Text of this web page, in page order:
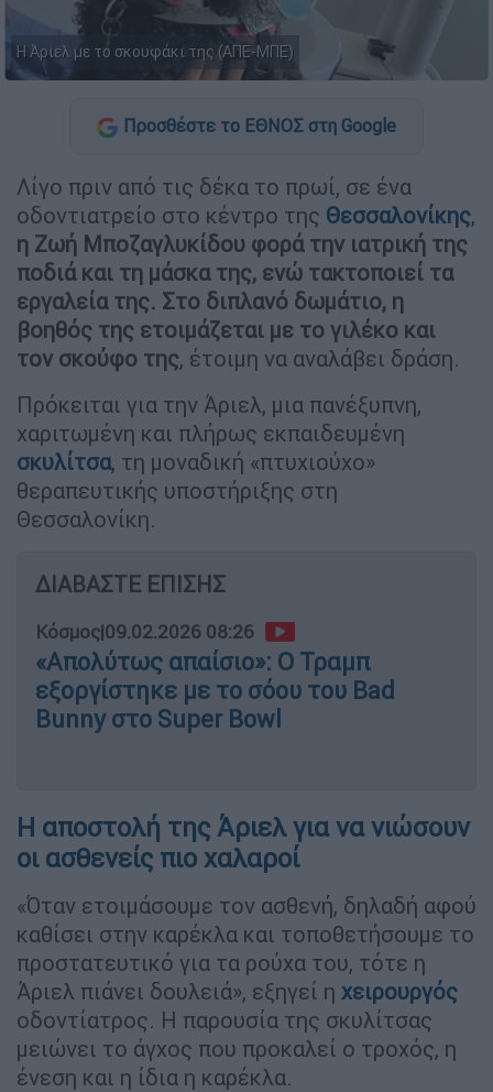
Η Άριελ με το σκουφάκι της (ΑΠΕ-ΜΠΕ)
Προσθέστε το ΕΘΝΟΣ στη Google
Λίγο πριν από τις δέκα το πρωί, σε ένα
οδοντιατρείο στο κέντρο της Θεσσαλονίκης,
η Ζωή Μποζαγλυκίδου φορά την ιατρική της
ποδιά και τη μάσκα της, ενώ τακτοποιεί τα
εργαλεία της. Στο διπλανό δωμάτιο, η
βοηθός της ετοιμάζεται με το γιλέκο και
τον σκούφο της, έτοιμη να αναλάβει δράση.
Πρόκειται για την Άριελ, μια πανέξυπνη,
χαριτωμένη και πλήρως εκπαιδευμένη
σκυλίτσα, τη μοναδική «πτυχιούχο»
θεραπευτικής υποστήριξης στη
Θεσσαλονίκη.
ΔΙΑΒΑΣΤΕ ΕΠΙΣΗΣ
Κόσμος|09.02.2026 08:26
«Απολύτως απαίσιο»: Ο Τραμπ
εξοργίστηκε με το σόου του Bad
Bunny στο Super Bowl
Η αποστολή της Άριελ για να νιώσουν
οι ασθενείς πιο χαλαροί
«Όταν ετοιμάσουμε τον ασθενή, δηλαδή αφού
καθίσει στην καρέκλα και τοποθετήσουμε το
προστατευτικό για τα ρούχα του, τότε η
Άριελ πιάνει δουλειά», εξηγεί η χειρουργός
οδοντίατρος. Η παρουσία της σκυλίτσας
μειώνει το άγχος που προκαλεί ο τροχός, η
ένεση και η ίδια η καρέκλα.